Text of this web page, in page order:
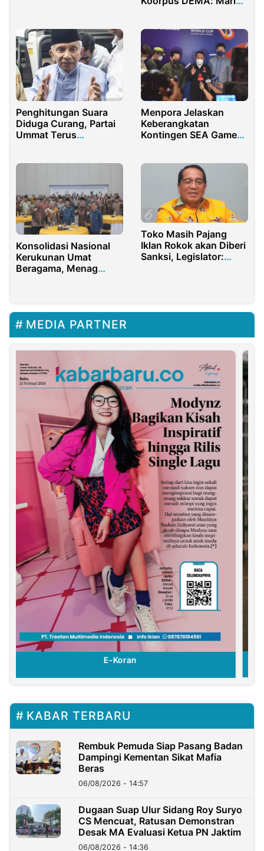
Penghitungan Suara
Diduga Curang, Partai
Ummat Terus
Menpora Jelaskan
Keberangkatan
Kontingen SEA Games
Konsolidasi Nasional
Kerukunan Umat
Beragama, Menag
Toko Masih Pajang
Iklan Rokok akan Diberi
Sanksi, Legislator:
MEDIA PARTNER
E-Koran
KABAR TERBARU
Rembuk Pemuda Siap Pasang Badan
Dampingi Kementan Sikat Mafia
Beras
06/08/2026 - 14:57
Dugaan Suap Ulur Sidang Roy Suryo
CS Mencuat, Ratusan Demonstran
Desak MA Evaluasi Ketua PN Jaktim
06/08/2026 - 14:36